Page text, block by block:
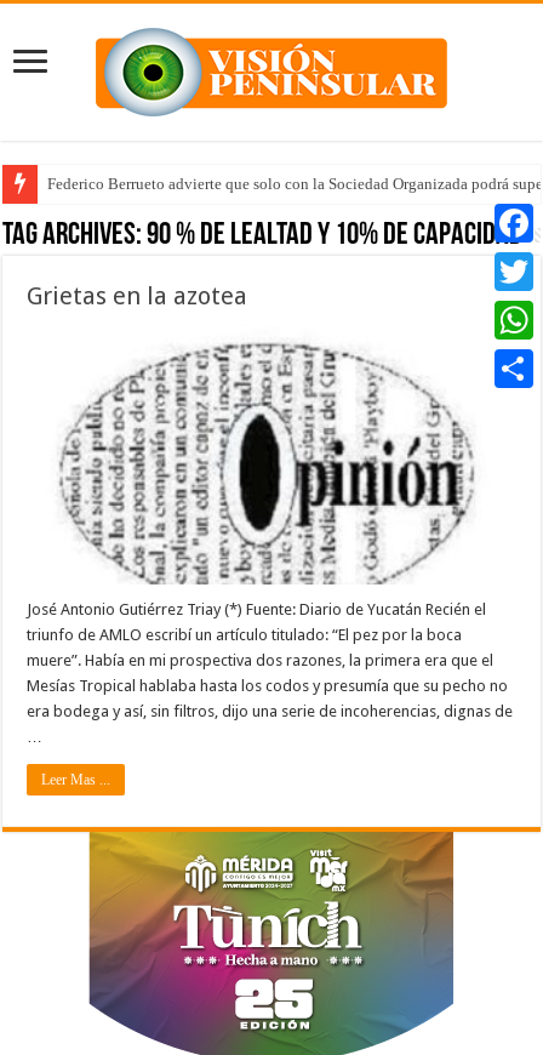
Federico Berrueto advierte que solo con la Sociedad Organizada podrá
Tag Archives:90 % de lealtad y 10% de capacidad
Grietas en la azotea
José Antonio Gutiérrez Triay (*) Fuente: Diario de Yucatán Recién el
triunfo de AMLO escribí un artículo titulado: “El pez por la boca
muere”. Había en mi prospectiva dos razones, la primera era que el
Mesías Tropical hablaba hasta los codos y presumía que su pecho no
era bodega y así, sin filtros, dijo una serie de incoherencias, dignas de
Leer Mas ...
Twitter